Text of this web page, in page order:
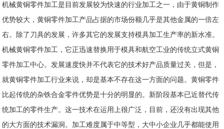
机械黄铜零件加工是目前发展较为快速的行业加工之一，由于黄铜制作
优势较大，黄铜零件加工产品占据的市场份额几乎是其他金属的一倍左
右。除了刀具的发展，许多其它的发展支持模具加工生产率的新水准。
机械黄铜零件加工，它正迅速替换用于模具和航空工业的传统立式黄铜
零件加工中心。发展速度快并不代表它的技术好产品质量过关，但是，
就黄铜零件加工行业来说，却是基本不存在这一方面的问题。黄铜零件
比起传统的杂铁合金零件优势是十分的明显的。新阶段基本已近替代传
统加工的零件生产。这一技术在运用上很广泛，目前，还没有出现其他
的大方面的技术漏洞。加工难度属于中等型，大中小企业几乎都能使用